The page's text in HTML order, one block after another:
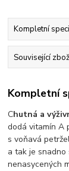
Kompletní
Související
Kompletní
Chutná a
dodá vitamín A
s voňavá
a tak je
nenasycených